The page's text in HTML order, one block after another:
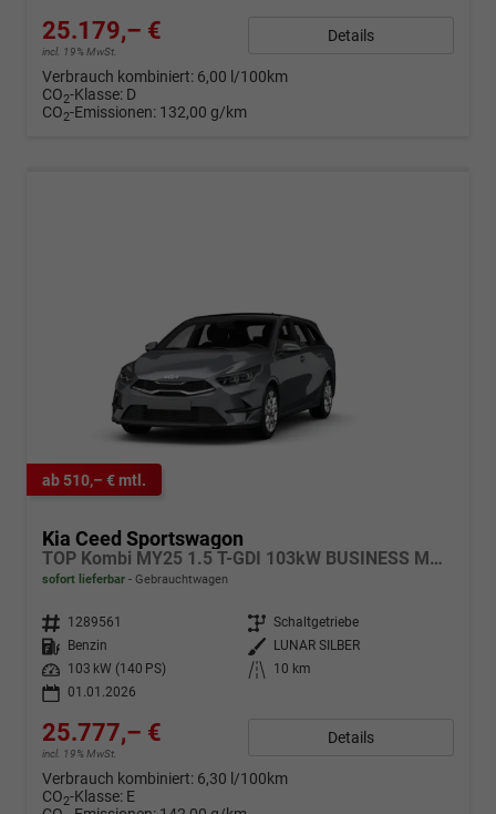
25.179,– €
incl. 19% MwSt.
Details
Verbrauch kombiniert: 6,00 l/100km
CO2-Klasse: D
CO2-Emissionen: 132,00 g/km
ab 510,– € mtl.
Kia Ceed Sportswagon
TOP Kombi MY25 1.5 T-GDI 103kW BUSINESS MAN6
sofort lieferbar Gebrauchtwagen
Fahrzeugnr. 1289561 Getriebe Schaltgetriebe
Kraftstoff
Benzin Außenfarbe
LUNAR SILBER
Leistung
103 kW (140 PS) Kilometerstand
10 km
01.01.2026
25.777,– €
incl. 19% MwSt.
Details
Verbrauch kombiniert: 6,30 l/100km
CO2-Klasse: E